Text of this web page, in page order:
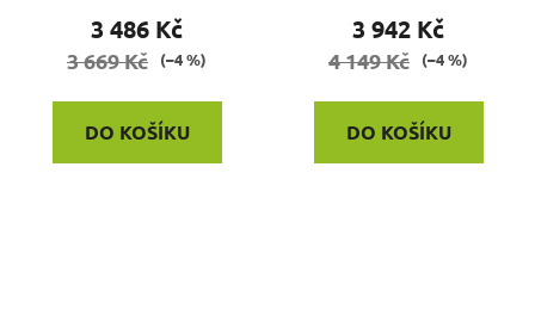
3 486 Kč
3 669 Kč (–4 %)
DO KOŠÍKU
3 942 Kč
4 149 Kč (–4 %)
DO KOŠÍKU